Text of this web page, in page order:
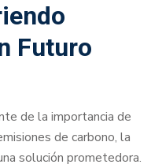
Futuro
de la importancia de
de carbono, la
solución prometedora.